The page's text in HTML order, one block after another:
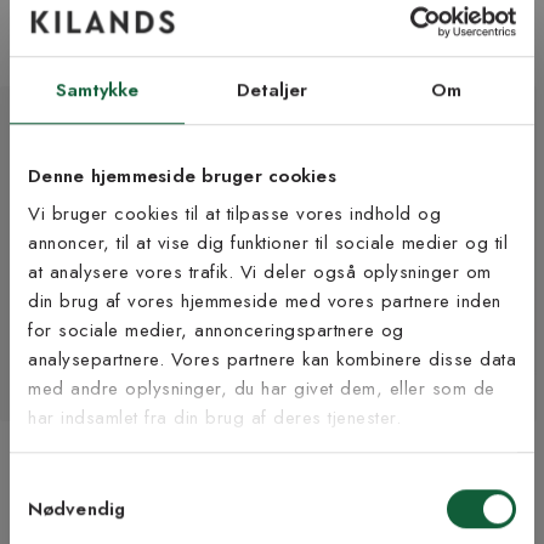
Samtykke Detaljer Om
Denne hjemmeside bruger cookies
Vi bruger cookies til at tilpasse vores indhold og
annoncer, til at vise dig funktioner til sociale medier og til
at analysere vores trafik. Vi deler også oplysninger om
din brug af vores hjemmeside med vores partnere inden
for sociale medier, annonceringspartnere og
analysepartnere. Vores partnere kan kombinere disse data
med andre oplysninger, du har givet dem, eller som de
har indsamlet fra din brug af deres tjenester.
Nødvendig
17 størrelser | +8 farver
15 størrelser | +9 farver
Cleo sennepsgul - plasttæppe
10 størrelser | +7 farver
OUTLET
Highland lysegul -
4 størrelser | +10 farver
Tilmeld dig vores
nyhedsbrev
Vær blandt de første til at modtage vores tilbud,
tips og nyheder.